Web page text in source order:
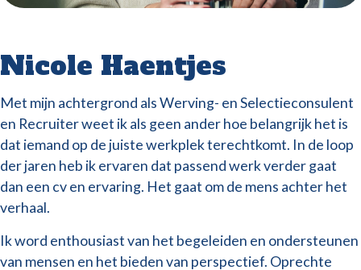
Nicole Haentjes
Met mijn achtergrond als Werving- en Selectieconsulent
en Recruiter weet ik als geen ander hoe belangrijk het is
dat iemand op de juiste werkplek terechtkomt. In de loop
der jaren heb ik ervaren dat passend werk verder gaat
dan een cv en ervaring. Het gaat om de mens achter het
verhaal.
Ik word enthousiast van het begeleiden en ondersteunen
van mensen en het bieden van perspectief. Oprechte